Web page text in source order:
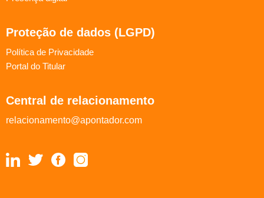
Proteção de dados (LGPD)
Política de Privacidade
Portal do Titular
Central de relacionamento
relacionamento@apontador.com